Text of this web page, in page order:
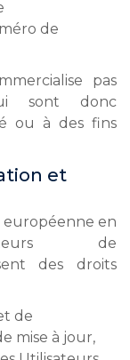
de
pas
sont donc
ou à des fins
et
en
de
des droits
de
mise à jour,